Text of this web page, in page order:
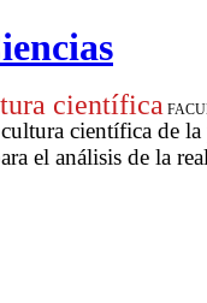
científica
científica de
el análisis de la